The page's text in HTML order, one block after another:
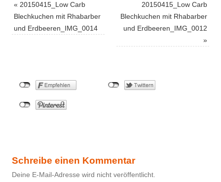
« 20150415_Low Carb
Blechkuchen mit Rhabarber
und Erdbeeren_IMG_0014
20150415_Low Carb
Blechkuchen mit Rhabarber
und Erdbeeren_IMG_0012
»
Schreibe einen Kommentar
Deine E-Mail-Adresse wird nicht veröffentlicht.